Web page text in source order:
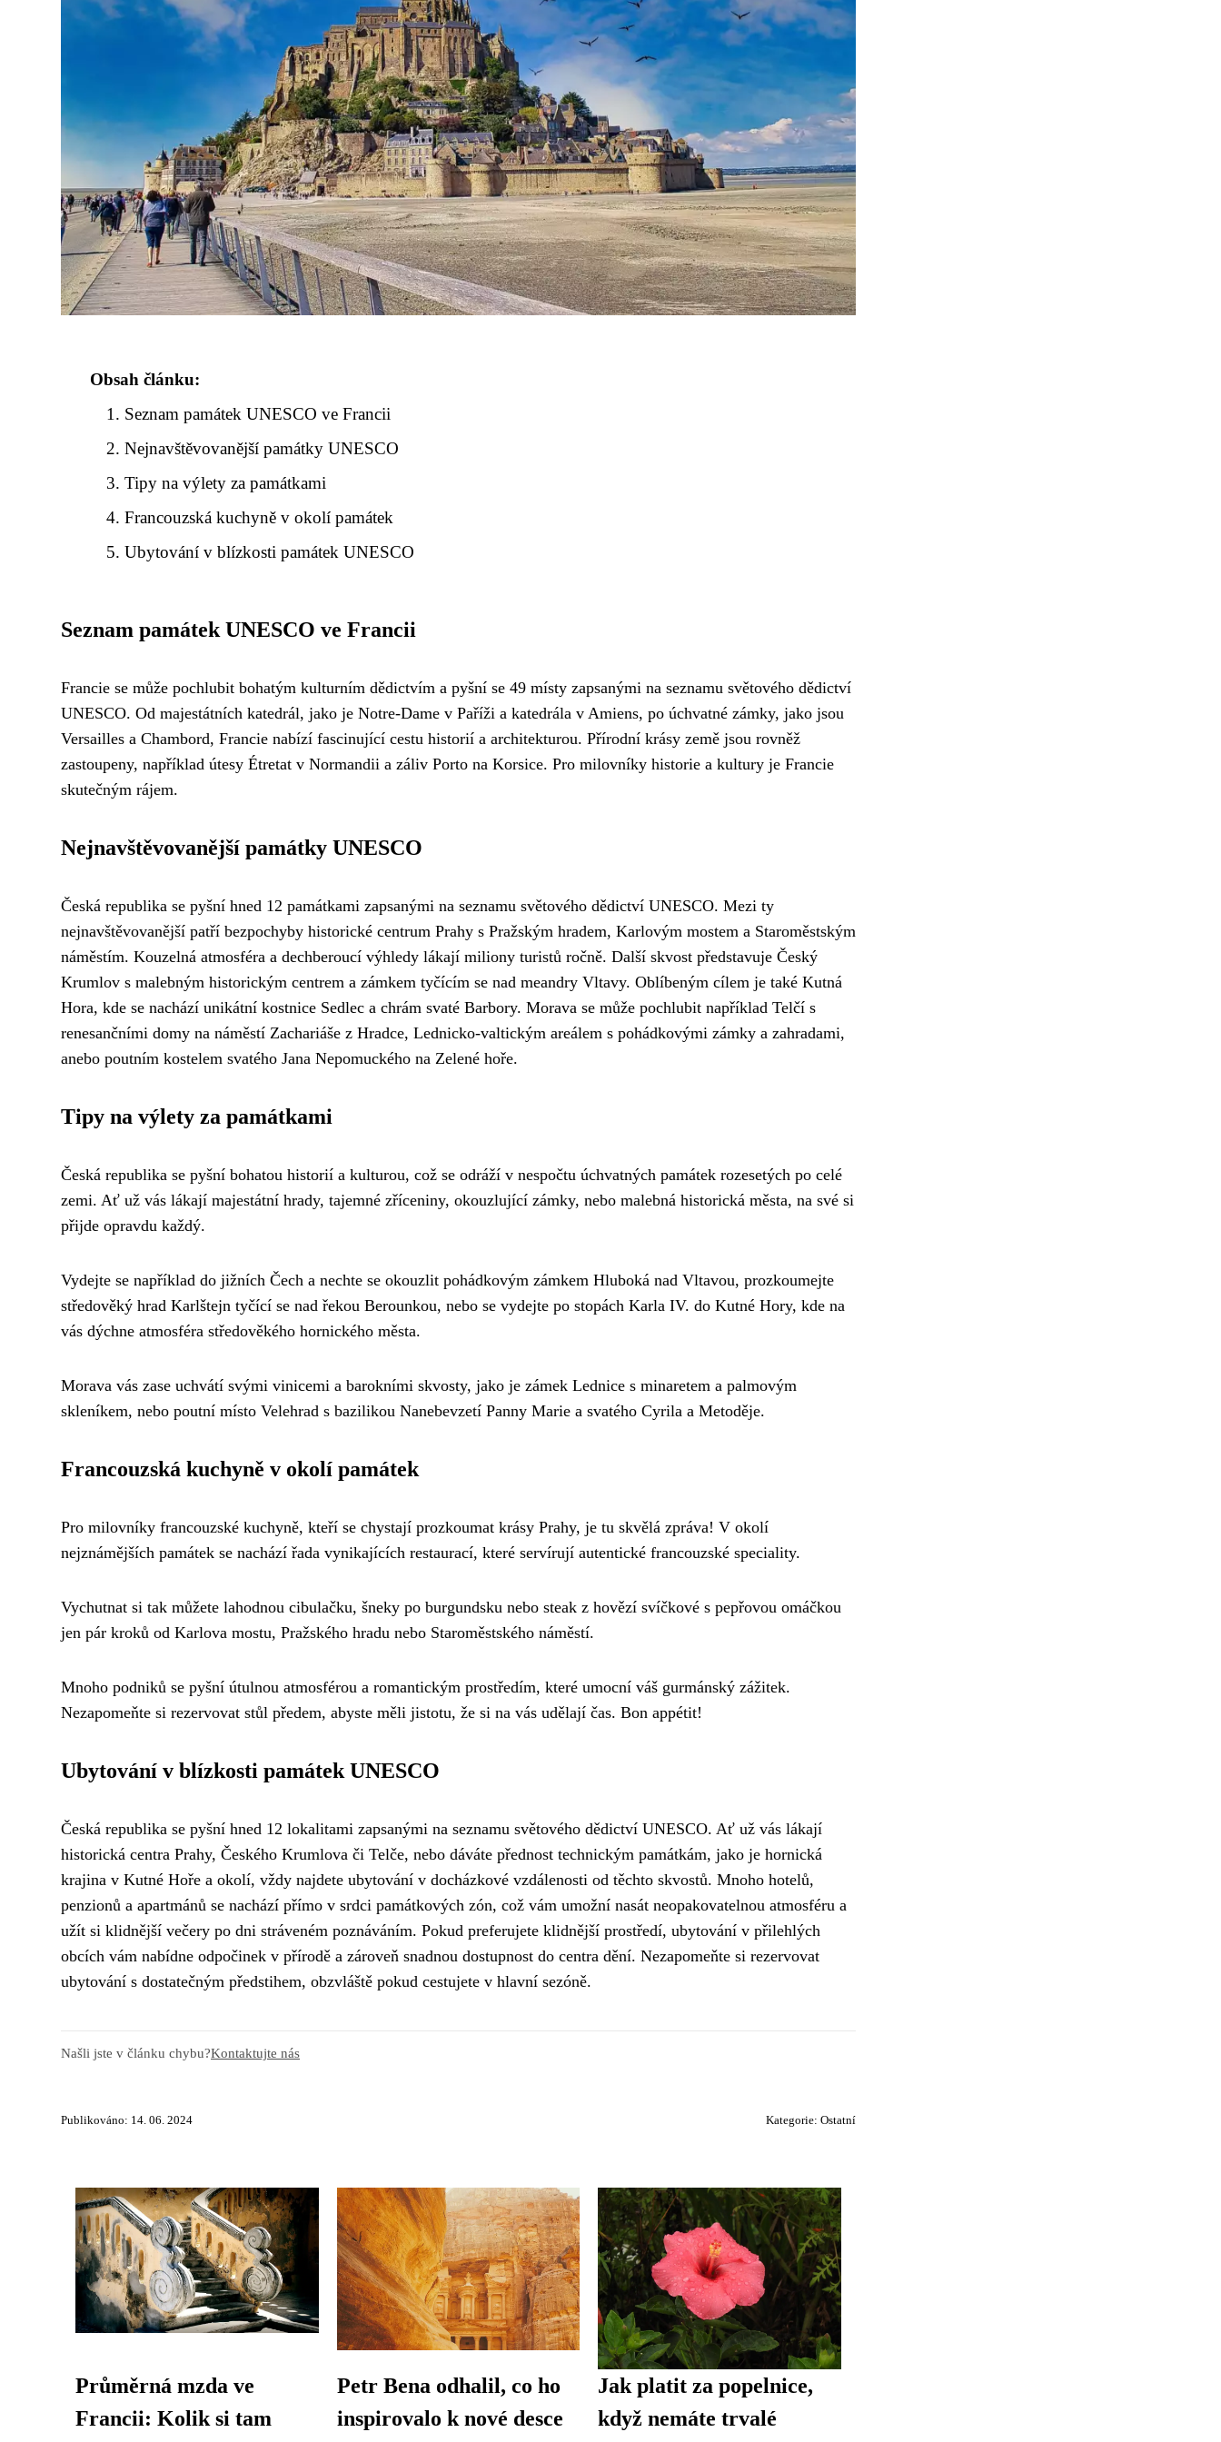
Obsah článku:
Seznam památek UNESCO ve Francii
Nejnavštěvovanější památky UNESCO
Tipy na výlety za památkami
Francouzská kuchyně v okolí památek
Ubytování v blízkosti památek UNESCO
Seznam památek UNESCO ve Francii
Francie se může pochlubit bohatým kulturním dědictvím a pyšní se 49 místy zapsanými na seznamu světového dědictví
UNESCO. Od majestátních katedrál, jako je Notre-Dame v Paříži a katedrála v Amiens, po úchvatné zámky, jako jsou
Versailles a Chambord, Francie nabízí fascinující cestu historií a architekturou. Přírodní krásy země jsou rovněž
zastoupeny, například útesy Étretat v Normandii a záliv Porto na Korsice. Pro milovníky historie a kultury je Francie
skutečným rájem.
Nejnavštěvovanější památky UNESCO
Česká republika se pyšní hned 12 památkami zapsanými na seznamu světového dědictví UNESCO. Mezi ty
nejnavštěvovanější patří bezpochyby historické centrum Prahy s Pražským hradem, Karlovým mostem a Staroměstským
náměstím. Kouzelná atmosféra a dechberoucí výhledy lákají miliony turistů ročně. Další skvost představuje Český
Krumlov s malebným historickým centrem a zámkem tyčícím se nad meandry Vltavy. Oblíbeným cílem je také Kutná
Hora, kde se nachází unikátní kostnice Sedlec a chrám svaté Barbory. Morava se může pochlubit například Telčí s
renesančními domy na náměstí Zachariáše z Hradce, Lednicko-valtickým areálem s pohádkovými zámky a zahradami,
anebo poutním kostelem svatého Jana Nepomuckého na Zelené hoře.
Tipy na výlety za památkami
Česká republika se pyšní bohatou historií a kulturou, což se odráží v nespočtu úchvatných památek rozesetých po celé
zemi. Ať už vás lákají majestátní hrady, tajemné zříceniny, okouzlující zámky, nebo malebná historická města, na své si
přijde opravdu každý.
Vydejte se například do jižních Čech a nechte se okouzlit pohádkovým zámkem Hluboká nad Vltavou, prozkoumejte
středověký hrad Karlštejn tyčící se nad řekou Berounkou, nebo se vydejte po stopách Karla IV. do Kutné Hory, kde na
vás dýchne atmosféra středověkého hornického města.
Morava vás zase uchvátí svými vinicemi a barokními skvosty, jako je zámek Lednice s minaretem a palmovým
skleníkem, nebo poutní místo Velehrad s bazilikou Nanebevzetí Panny Marie a svatého Cyrila a Metoděje.
Francouzská kuchyně v okolí památek
Pro milovníky francouzské kuchyně, kteří se chystají prozkoumat krásy Prahy, je tu skvělá zpráva! V okolí
nejznámějších památek se nachází řada vynikajících restaurací, které servírují autentické francouzské speciality.
Vychutnat si tak můžete lahodnou cibulačku, šneky po burgundsku nebo steak z hovězí svíčkové s pepřovou omáčkou
jen pár kroků od Karlova mostu, Pražského hradu nebo Staroměstského náměstí.
Mnoho podniků se pyšní útulnou atmosférou a romantickým prostředím, které umocní váš gurmánský zážitek.
Nezapomeňte si rezervovat stůl předem, abyste měli jistotu, že si na vás udělají čas. Bon appétit!
Ubytování v blízkosti památek UNESCO
Česká republika se pyšní hned 12 lokalitami zapsanými na seznamu světového dědictví UNESCO. Ať už vás lákají
historická centra Prahy, Českého Krumlova či Telče, nebo dáváte přednost technickým památkám, jako je hornická
krajina v Kutné Hoře a okolí, vždy najdete ubytování v docházkové vzdálenosti od těchto skvostů. Mnoho hotelů,
penzionů a apartmánů se nachází přímo v srdci památkových zón, což vám umožní nasát neopakovatelnou atmosféru a
užít si klidnější večery po dni stráveném poznáváním. Pokud preferujete klidnější prostředí, ubytování v přilehlých
obcích vám nabídne odpočinek v přírodě a zároveň snadnou dostupnost do centra dění. Nezapomeňte si rezervovat
ubytování s dostatečným předstihem, obzvláště pokud cestujete v hlavní sezóně.
Našli jste v článku chybu?Kontaktujte nás
Publikováno: 14. 06. 2024 Kategorie: Ostatní
Průměrná mzda ve
Francii: Kolik si tam
Petr Bena odhalil, co ho
inspirovalo k nové desce
Jak platit za popelnice,
když nemáte trvalé